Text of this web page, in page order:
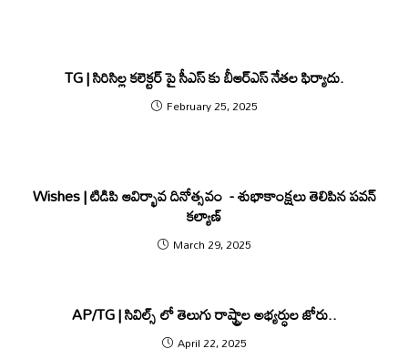
TG | సిరిసిల్ల కలెక్టర్ పై సీఎస్ కు బీఆర్ఎస్ నేత‌ల ఫిర్యాదు.
February 25, 2025
Wishes | టిడిపి ఆవిర్భావ దినోత్సవం ‍ ‍- శుభాకాంక్ష‌లు తెలిపిన ప‌వ‌న్
క‌ల్యాణ్
March 29, 2025
AP/TG | సివిల్స్ లో తెలుగు రాష్ట్రాల అభ్యర్ధుల జోరు..
April 22, 2025